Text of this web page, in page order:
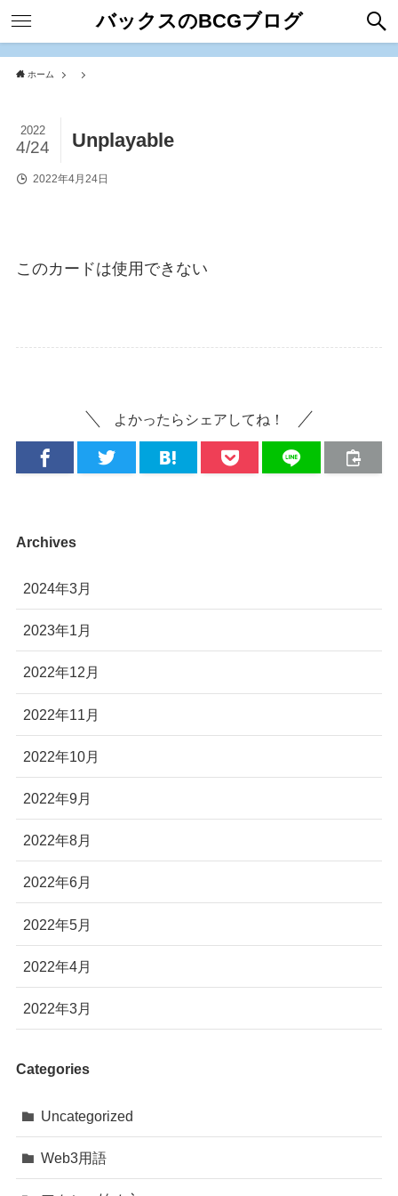
バックスのBCGブログ
ホーム
Unplayable
2022
4/24
2022年4月24日
このカードは使用できない
よかったらシェアしてね！
Archives
2024年3月
2023年1月
2022年12月
2022年11月
2022年10月
2022年9月
2022年8月
2022年6月
2022年5月
2022年4月
2022年3月
Categories
Uncategorized
Web3用語